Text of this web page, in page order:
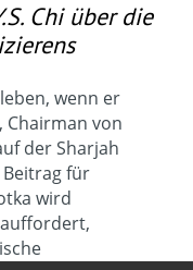
Chi über die
wenn er
Chairman von
der Sharjah
für
wird